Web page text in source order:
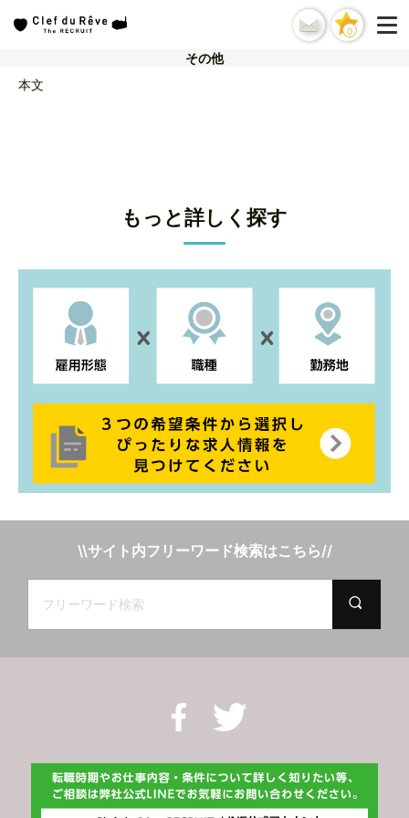
0
その他
本文
もっと詳しく探す
\\サイト内フリーワード検索はこちら//